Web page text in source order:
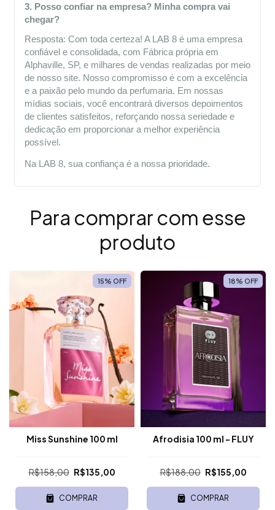
3. Posso confiar na empresa? Minha compra vai
chegar?
Resposta: Com toda certeza! A LAB 8 é uma empresa
confiável e consolidada, com Fábrica própria em
Alphaville, SP, e milhares de vendas realizadas por meio
de nosso site. Nosso compromisso é com a excelência
e a paixão pelo mundo da perfumaria. Em nossas
mídias sociais, você encontrará diversos depoimentos
de clientes satisfeitos, reforçando nossa seriedade e
dedicação em proporcionar a melhor experiência
possível.
Na LAB 8, sua confiança é a nossa prioridade.
Para comprar com esse
produto
15% OFF
Miss Sunshine 100 ml
R$158,00 R$135,00
COMPRAR
18% OFF
Afrodisia 100 ml - FLUY
R$188,00 R$155,00
COMPRAR